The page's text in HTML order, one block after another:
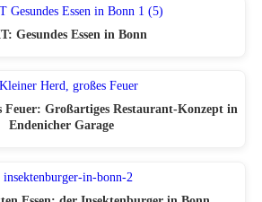
Gesundes Essen in Bonn
Feuer: Großartiges Restaurant-Konzept in
Endenicher Garage